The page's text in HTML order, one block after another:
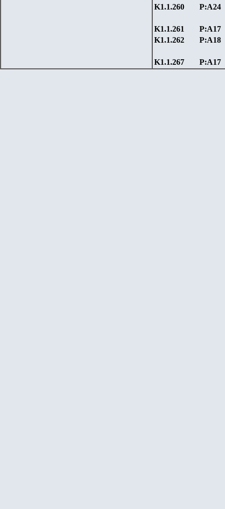
K1.1.260
P:А24
K1.1.261
P:А17
K1.1.262
P:А18
K1.1.267 P:А17